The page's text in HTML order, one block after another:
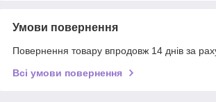
Умови повернення
Повернення товару впродовж 14 днів за
Всі умови повернення